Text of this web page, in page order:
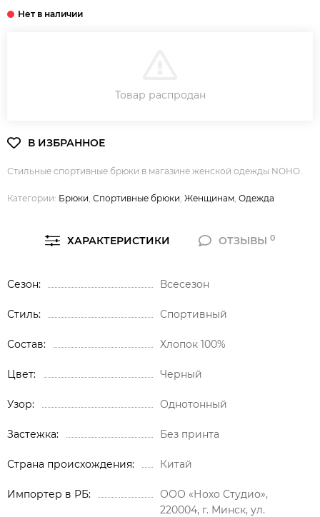
Товар распродан
Стильные спортивные брюки в магазине женской одежды NOHO.
Категории: Брюки, Спортивные брюки, Женщинам, Одежда
ХАРАКТЕРИСТИКИ ОТЗЫВЫ0
Сезон Всесезон
Стиль Спортивный
Состав Хлопок 100%
Цвет Черный
Узор Однотонный
Застежка Без принта
Страна происхождения Китай
Импортер в РБ
ООО «Нохо Студио»,
220004, г. Минск, ул.